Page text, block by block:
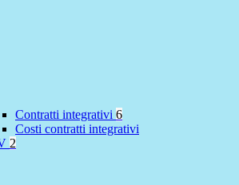
Contratti integrativi 6
Costi contratti integrativi
2